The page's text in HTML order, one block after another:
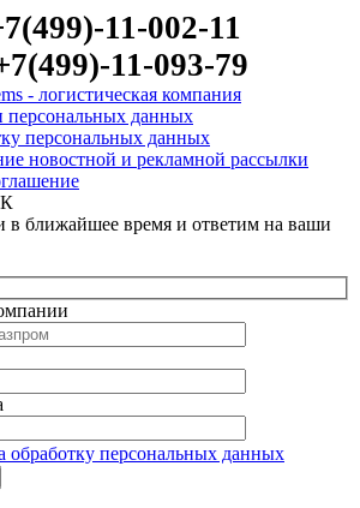
11-002-11
11-093-79
- логистическая компания
персональных данных
персональных данных
новостной и рекламной рассылки
ближайшее время и ответим на ваши
обработку персональных данных